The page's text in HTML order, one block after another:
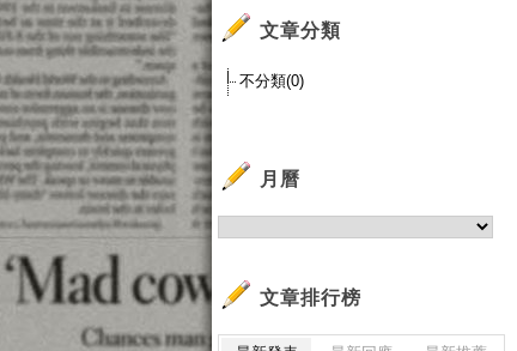
文章分類
不分類(0)
月曆
文章排行榜